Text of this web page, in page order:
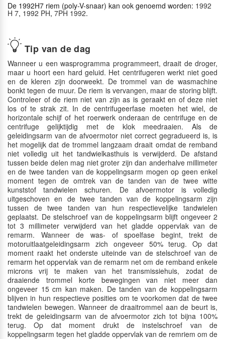
Tip van de dag
Wanneer u een wasprogramma programmeert, draait de droger,
maar u hoort een hard geluid. Het centrifugeren werkt niet goed
en de kleren zijn doorweekt. De trommel van de wasmachine
bonkt tegen de muur. De riem is vervangen, maar de storing blijft.
Controleer of de riem niet van zijn as is geraakt en of deze niet
los of te strak zit. In de centrifugeerfase moeten het wiel, de
horizontale schijf of het roerwerk onderaan de centrifuge en de
centrifuge gelijktijdig met de klok meedraaien. Als de
geleidingsarm van de afvoermotor niet correct gegradueerd is, is
het mogelijk dat de trommel langzaam draait omdat de remband
niet volledig uit het tandwielkasthuis is verwijderd. De afstand
tussen beide delen mag niet groter zijn dan anderhalve millimeter
en de twee tanden van de koppelingsarm mogen op geen enkel
moment tegen de omtrek van de tanden van de twee witte
kunststof tandwielen schuren. De afvoermotor is volledig
uitgeschoven en de twee tanden van de koppelingsarm zijn
tussen de twee tanden van hun respectievelijke tandwielen
geplaatst. De stelschroef van de koppelingsarm blijft ongeveer 2
tot 3 millimeter verwijderd van het gladde oppervlak van de
remarm. Wanneer de was- of spoelfase begint, trekt de
motoruitlaatgeleidingsarm zich ongeveer 50% terug. Op dat
moment raakt het onderste uiteinde van de stelschroef van de
remarm het oppervlak van de remarm net om de remband enkele
microns vrij te maken van het transmissiehuis, zodat de
draaiende trommel korte bewegingen van niet meer dan
ongeveer 15 cm kan maken. De tanden van de koppelingsarm
blijven in hun respectieve posities om te voorkomen dat de twee
tandwielen bewegen. Wanneer de draaitrommel aan de beurt is,
trekt de geleidingsarm van de afvoermotor zich tot bijna 100%
terug. Op dat moment drukt de instelschroef van de
koppelingsarm tegen het gladde oppervlak van de remriem om de
De 1992H7 riem (poly-V-snaar) kan ook genoemd worden: 1992
H 7, 1992 PH, 7PH 1992.